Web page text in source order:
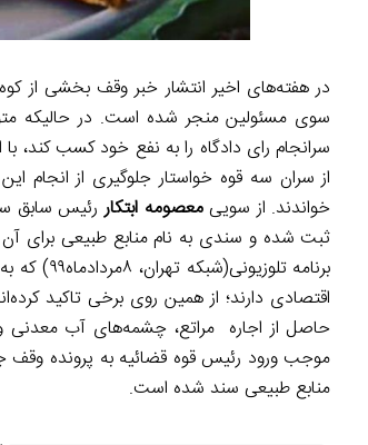
در هفته‌های اخیر انتشار خبر وقف بخشی از
سرانجام رای دادگاه را به نفع خود کسب
از سران سه قوه خواستار جلوگیری از انجام
خواندند. از سوییمعصومه ابتکار
ثبت شده و سندی به نام منابع طبیعی برای
برنامه
اقتصادی دارند؛ از همین روی برخی تاکید
حاصل از اجاره مراتع، چشمه‌های آب معدنی
موجب ورود رئیس قوه قضائیه به پرونده
منابع طبیعی سند شده است.